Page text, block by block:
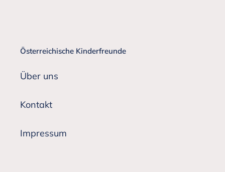
Österreichische Kinderfreunde
Über uns
Kontakt
Impressum